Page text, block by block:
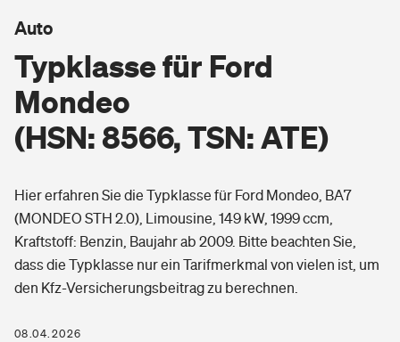
Berufsunfähigkeitsversicherung
Arbeitsrechtsschutz
Berufshaftpflichtversicherung
Wohnen
Wohngebäudeversicherung
Hausratversicherung
Elementarversicherung
Photovoltaik
Wärmepumpen versichern
Pri­vate Haft­pflicht­
Rechts­schutz­ver­si­che­rung
Gesundheit
Private Krankenversicherung
Typklasse für Ford
Mondeo
(HSN: 8566, TSN: ATE)
Auto
Hier erfahren Sie die Typklasse für Ford Mondeo, BA7
(MONDEO STH 2.0), Limousine, 149 kW, 1999 ccm,
Kraftstoff: Benzin, Baujahr ab 2009. Bitte beachten Sie,
dass die Typklasse nur ein Tarifmerkmal von vielen ist, um
den Kfz-Versicherungsbeitrag zu berechnen.
08.04.2026